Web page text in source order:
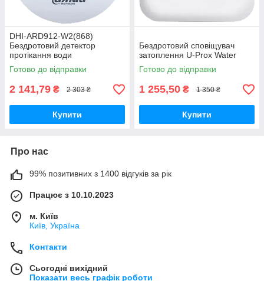
DHI-ARD912-W2(868)
Бездротовий детектор
протікання води
Готово до відправки
2 141,79 ₴ 2 303 ₴
Купити
Бездротовий сповіщувач
затоплення U-Prox Water
Готово до відправки
1 255,50 ₴ 1 350 ₴
Купити
Про нас
99% позитивних з 1400 відгуків за рік
Працює з 10.10.2023
м. Київ
Київ, Україна
Контакти
Сьогодні вихідний
Показати весь графік роботи